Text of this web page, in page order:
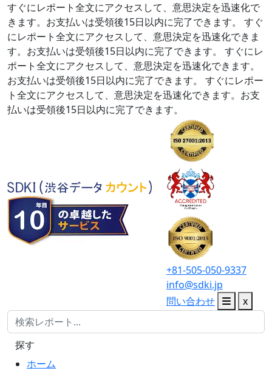
すぐにレポート全文にアクセスして、意思決定を迅速化で
きます。お支払いは受領後15日以内に完了できます。
すぐ
にレポート全文にアクセスして、意思決定を迅速化できま
す。お支払いは受領後15日以内に完了できます。
すぐにレ
ポート全文にアクセスして、意思決定を迅速化できます。
お支払いは受領後15日以内に完了できます。
すぐにレポー
ト全文にアクセスして、意思決定を迅速化できます。お支
払いは受領後15日以内に完了できます。
+81-505-050-9337
info@sdki.jp
問い合わせ
x
ホーム
探す